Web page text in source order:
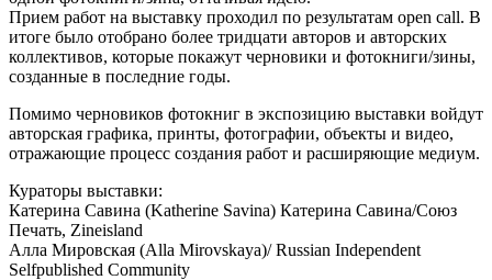
Прием работ на выставку проходил по результатам open call. В
итоге было отобрано более тридцати авторов и авторских
коллективов, которые покажут черновики и фотокниги/зины,
созданные в последние годы.
Помимо черновиков фотокниг в экспозицию выставки войдут
авторская графика, принты, фотографии, объекты и видео,
отражающие процесс создания работ и расширяющие медиум.
Кураторы выставки:
Катерина Савина (Katherine Savina) Катерина Савина/Союз
Печать, Zineisland
Алла Мировская (Alla Mirovskaya)/ Russian Independent
Selfpublished Community